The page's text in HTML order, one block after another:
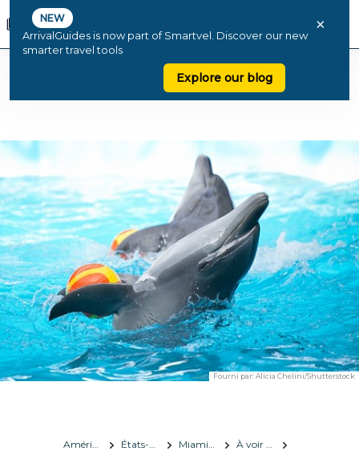
NEW
ArrivalGuides is now part of Smartvel. Discover our new
smarter travel tools
Explore our blog
×
Fourni par:Alicia Chelini/Shutterstock
Amérique du Nord États-Unis Miami, Florida
À voir et à faire